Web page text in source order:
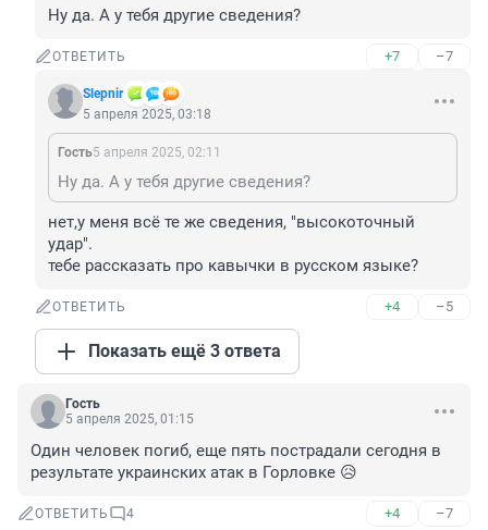
Ну да. А у тебя другие сведения?
ОТВЕТИТЬ +7 –7
Slepnir
5 апреля 2025, 03:18
Гость5 апреля 2025, 02:11
Ну да. А у тебя другие сведения?
нет,у меня всё те же сведения, "высокоточный
удар".
тебе рассказать про кавычки в русском языке?
ОТВЕТИТЬ +4 –5
Показать ещё 3 ответа
Гость
5 апреля 2025, 01:15
Один человек погиб, еще пять пострадали сегодня в
результате украинских атак в Горловке 😥
ОТВЕТИТЬ 4 +4 –7